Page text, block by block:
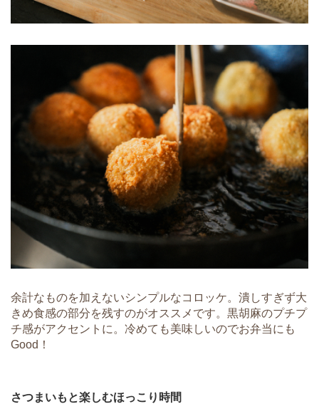
余計なものを加えないシンプルなコロッケ。潰しすぎず大
きめ食感の部分を残すのがオススメです。黒胡麻のプチプ
チ感がアクセントに。冷めても美味しいのでお弁当にも
Good！
さつまいもと楽しむほっこり時間